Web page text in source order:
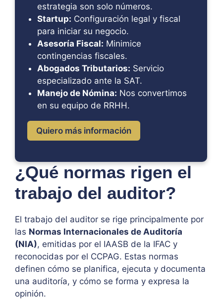
estrategia son solo números.
Startup: Configuración legal y fiscal
para iniciar su negocio.
Asesoría Fiscal: Minimice
contingencias fiscales.
Abogados Tributarios: Servicio
especializado ante la SAT.
Manejo de Nómina: Nos convertimos
en su equipo de RRHH.
Quiero más información
¿Qué normas rigen el
trabajo del auditor?
El trabajo del auditor se rige principalmente por
las Normas Internacionales de Auditoría
(NIA), emitidas por el IAASB de la IFAC y
reconocidas por el CCPAG. Estas normas
definen cómo se planifica, ejecuta y documenta
una auditoría, y cómo se forma y expresa la
opinión.